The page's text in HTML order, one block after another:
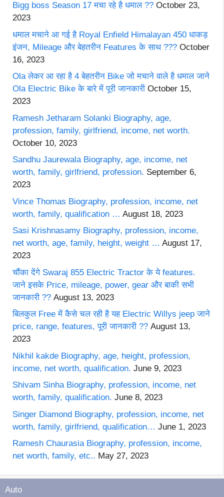
Bigg boss Season 17 मचा रहे है धमाल ?? October 23,
2023
धमाल मचाने आ गई है Royal Enfield Himalayan 450 धाकड़
इंजन, Mileage और बेहतरीन Features के साथ ??? October
16, 2023
Ola लेकर आ रहा है 4 बेहतरीन Bike जो मचाने वाले है धमाल जाने
Ola Electric Bike के बारे में पूरी जानकारी October 15,
2023
Ramesh Jetharam Solanki Biography, age,
profession, family, girlfriend, income, net worth.
October 10, 2023
Sandhu Jaurewala Biography, age, income, net
worth, family, girlfriend, profession. September 6,
2023
Vince Thomas Biography, profession, income, net
worth, family, qualification … August 18, 2023
Sasi Krishnasamy Biography, profession, income,
net worth, age, family, height, weight … August 17,
2023
चौंका देंगे Swaraj 855 Electric Tractor के ये features.
जाने इसके Price, mileage, power, gear और बाकी सभी
जानकारी ?? August 13, 2023
बिलकुल Free में कैसे चल रही है यह Electric Willys jeep जाने
price, range, features, पूरी जानकारी ?? August 13,
2023
Nikhil kakde Biography, age, height, profession,
income, net worth, qualification. June 9, 2023
Shivam Sinha Biography, profession, income, net
worth, family, qualification. June 8, 2023
Singer Diamond Biography, profession, income, net
worth, family, girlfriend, qualification… June 1, 2023
Ramesh Chaurasia Biography, profession, income,
net worth, family, etc.. May 27, 2023
Auto